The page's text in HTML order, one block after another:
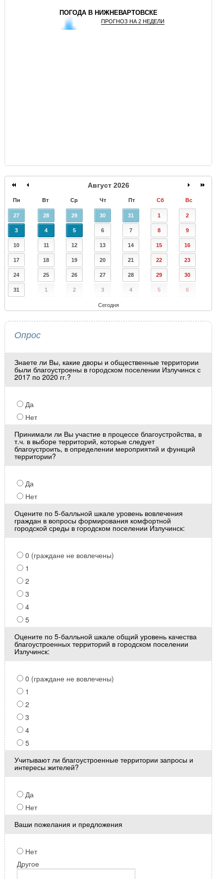
ПОГОДА В НИЖНЕВАРТОВСКЕ
ПРОГНОЗ НА 2 НЕДЕЛИ
Август 2026
Пн Вт Ср Чт Пт Сб Вс
27 28 29 30 31 1 2
3 4 5 6 7 8 9
10 11 12 13 14 15 16
17 18 19 20 21 22 23
24 25 26 27 28 29 30
31 1 2 3 4 5 6
Сегодня
Опрос
Знаете ли Вы, какие дворы и общественные территории
были благоустроены в городском поселении Излучинск с
2017 по 2020 гг.?
Да
Нет
Принимали ли Вы участие в процессе благоустройства, в
т.ч. в выборе территорий, которые следует
благоустроить, в определении мероприятий и функций
территории?
Да
Нет
Оцените по 5-балльной шкале уровень вовлечения
граждан в вопросы формирования комфортной
городской среды в городском поселении Излучинск:
0 (граждане не вовлечены)
1
2
3
4
5
Оцените по 5-балльной шкале общий уровень качества
благоустроенных территорий в городском поселении
Излучинск:
0 (граждане не вовлечены)
1
2
3
4
5
Учитывают ли благоустроенные территории запросы и
интересы жителей?
Да
Нет
Ваши пожелания и предложения
Нет
Другое